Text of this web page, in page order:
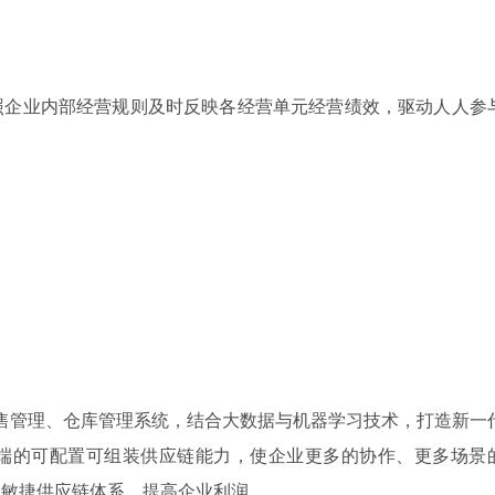
业内部经营规则及时反映各经营单元经营绩效，驱动人人参
理、仓库管理系统，结合大数据与机器学习技术，打造新一
可配置可组装供应链能力，使企业更多的协作、更多场景